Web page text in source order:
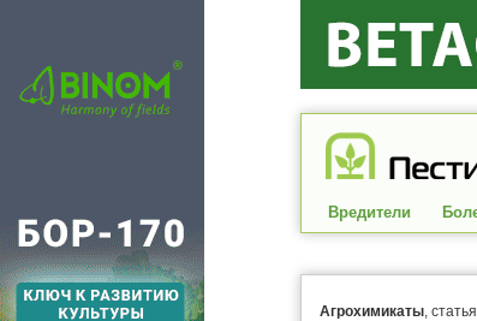
Вредители
Агрохимикаты,